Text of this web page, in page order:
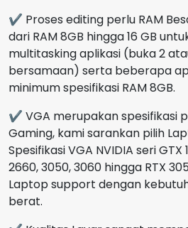
✔ Proses editing perlu RAM
dari RAM 8GB hingga 16 GB
multitasking aplikasi (buka 2
bersamaan) serta beberapa
minimum spesifikasi RAM 8GB.
✔ VGA merupakan spesifikasi
Gaming, kami sarankan pilih
Spesifikasi VGA NVIDIA seri GTX
2660, 3050, 3060 hingga RTX
Laptop support dengan
berat.